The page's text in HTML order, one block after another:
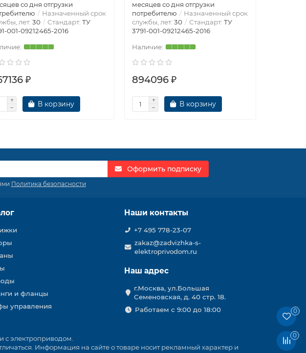
со дня отгрузки
Назначенный срок
лет: 30 Стандарт: ТУ
001-09212465-2016
₽
В корзину
месяцев со дня отгрузки
потребителю
Назначенный срок
службы, лет: 30 Стандарт: ТУ
3791-001-09212465-2016
894096 ₽
В корзину
Оформить подписку
Политика безопасности
и фланцы
управления
Наши контакты
+7 495 778-23-07
zakaz@zadvizhka-s-
elektroprivodom.ru
Наш адрес
г.Москва, ул.Большая
Семеновская, д. 40 стр. 18.
Работаем с 9:00 до 18:00
электроприводом.
Информация на сайте о товаре носит рекламный характер и
0
0